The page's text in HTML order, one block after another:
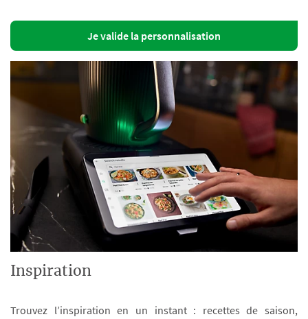
Je valide la personnalisation
Inspiration
Trouvez l’inspiration en un instant : recettes de saison,